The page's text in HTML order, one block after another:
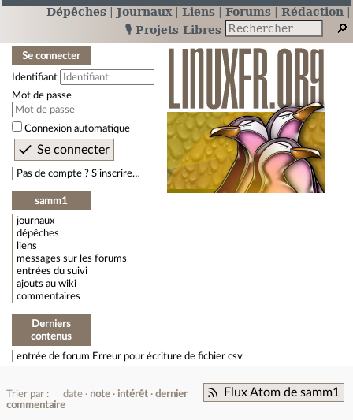
Dépêches Journaux Liens Forums
Rédaction
🎙️ Projets Libres
Se connecter
Identifiant
Mot de passe
Connexion automatique
Pas de compte ? S’inscrire…
samm1
journaux
dépêches
liens
messages sur les forums
entrées du suivi
ajouts au wiki
commentaires
Derniers
contenus
entrée de forum Erreur pour écriture de fichier csv
Flux Atom de samm1
Trier par : date note intérêt
dernier
commentaire